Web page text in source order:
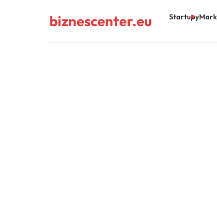
biznescenter.eu Startupy